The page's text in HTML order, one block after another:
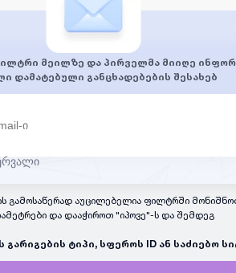
და სარგებელი
სამუშაო გარემო.
და ნახევარ განაკვეთზე
პერსონალური და
ტრენინგები. თანამედროვე
პირებმა გადმოაგზავნეთ თქვენი
მეილზე და პირველმა მიიღე
დამატებული განცხადებების შესახებ
გამოსაწერად აუცილებელია ფილტრში
და დააჭიროთ "იპოვე"-ს და შემდეგ
გარიგების ტიპი, სფეროს ID ან საძიებო